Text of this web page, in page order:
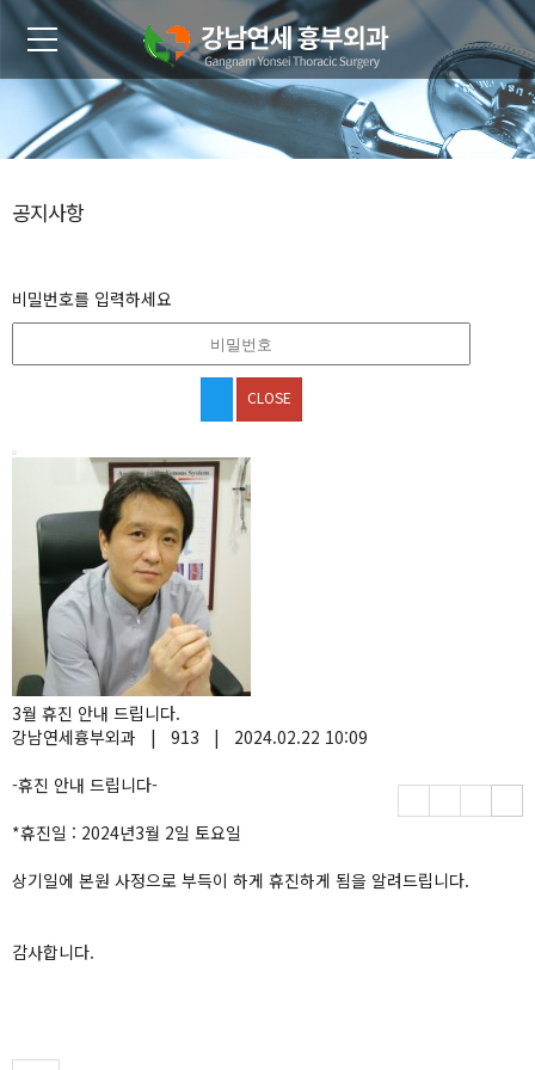
공지사항
비밀번호를 입력하세요
CLOSE
3월 휴진 안내 드립니다.
강남연세흉부외과
| 913 |
2024.02.22 10:09
-휴진 안내 드립니다-
*휴진일 : 2024년3월 2일 토요일
상기일에 본원 사정으로 부득이 하게 휴진하게 됨을 알려드립니다.
감사합니다.